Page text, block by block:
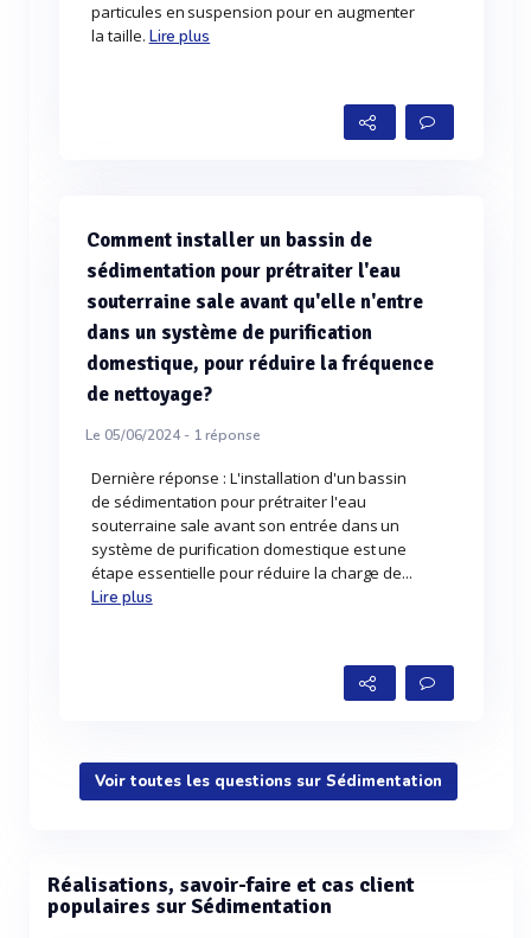
particules en suspension pour en augmenter
la taille. Lire plus
Comment installer un bassin de
sédimentation pour prétraiter l'eau
souterraine sale avant qu'elle n'entre
dans un système de purification
domestique, pour réduire la fréquence
de nettoyage?
Le 05/06/2024 - 1réponse
Dernière réponse : L'installation d'un bassin
de sédimentation pour prétraiter l'eau
souterraine sale avant son entrée dans un
système de purification domestique est une
étape essentielle pour réduire la charge de...
Lire plus
Voir toutes les questions sur Sédimentation
Réalisations, savoir-faire et cas client
populaires sur Sédimentation